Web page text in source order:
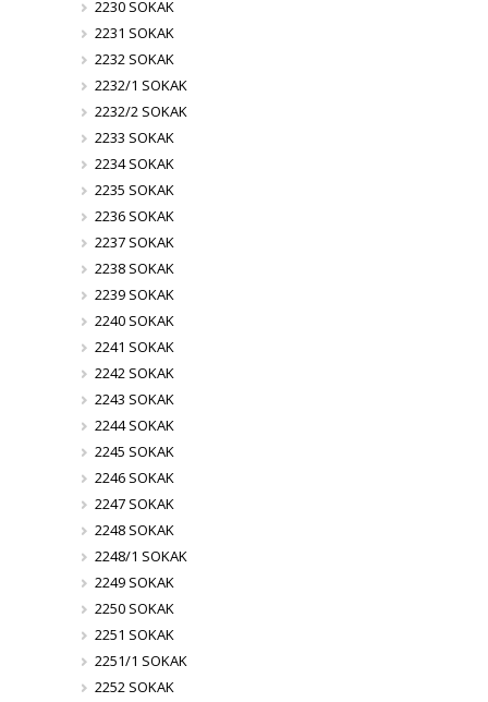
2230 SOKAK
2231 SOKAK
2232 SOKAK
2232/1 SOKAK
2232/2 SOKAK
2233 SOKAK
2234 SOKAK
2235 SOKAK
2236 SOKAK
2237 SOKAK
2238 SOKAK
2239 SOKAK
2240 SOKAK
2241 SOKAK
2242 SOKAK
2243 SOKAK
2244 SOKAK
2245 SOKAK
2246 SOKAK
2247 SOKAK
2248 SOKAK
2248/1 SOKAK
2249 SOKAK
2250 SOKAK
2251 SOKAK
2251/1 SOKAK
2252 SOKAK